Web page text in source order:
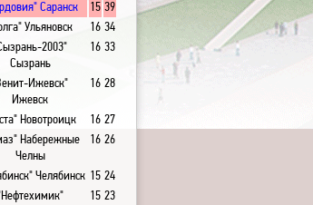
Саранск 15 39
Ульяновск 16 34
2003"
Сызрань
16 33
Ижевск"
Ижевск
16 28
Новотроицк 16 27
Набережные
Челны
16 26
Челябинск 15 24
15 23